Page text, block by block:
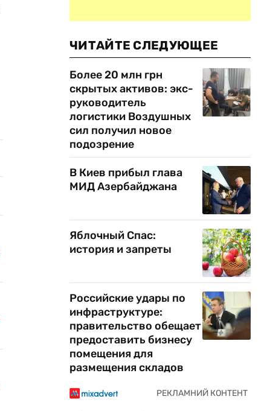
ЧИТАЙТЕ СЛЕДУЮЩЕЕ
Более 20 млн грн
скрытых активов: экс-
руководитель
логистики Воздушных
сил получил новое
подозрение
В Киев прибыл глава
МИД Азербайджана
Яблочный Спас:
история и запреты
Российские удары по
инфраструктуре:
правительство обещает
предоставить бизнесу
помещения для
размещения складов